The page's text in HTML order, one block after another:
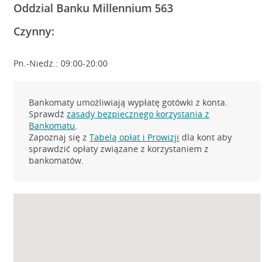
Oddzial Banku Millennium 563
Czynny:
Pn.-Niedz.: 09:00-20:00
Bankomaty umożliwiają wypłatę gotówki z konta.
Sprawdźzasady bezpiecznego korzystania z
Bankomatu.
Zapoznaj się zTabelą opłat i Prowizji dla kont aby
sprawdzić opłaty związane z korzystaniem z
bankomatów.